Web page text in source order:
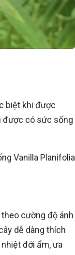
biệt khi được
được có sức sống
Vanilla Planifolia
cường độ ánh
dễ dàng thích
đới ẩm, ưa